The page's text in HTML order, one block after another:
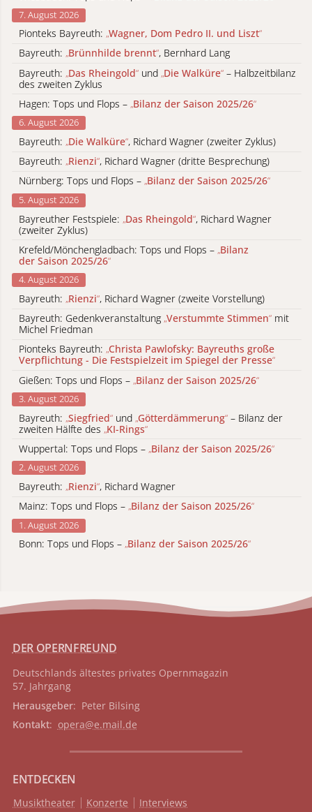
7. August 2026
Pionteks Bayreuth: „Wagner, Dom Pedro II. und Liszt“
Bayreuth: „Brünnhilde brennt“, Bernhard Lang
Bayreuth: „Das Rheingold“ und „Die Walküre“ – Halbzeitbilanz
des zweiten Zyklus
Hagen: Tops und Flops – „Bilanz der Saison 2025/26“
6. August 2026
Bayreuth: „Die Walküre“, Richard Wagner (zweiter Zyklus)
Bayreuth: „Rienzi“, Richard Wagner (dritte Besprechung)
Nürnberg: Tops und Flops – „Bilanz der Saison 2025/26“
5. August 2026
Bayreuther Festspiele: „Das Rheingold“, Richard Wagner
(zweiter Zyklus)
Krefeld/Mönchengladbach: Tops und Flops – „Bilanz
der Saison 2025/26“
4. August 2026
Bayreuth: „Rienzi“, Richard Wagner (zweite Vorstellung)
Bayreuth: Gedenkveranstaltung „Verstummte Stimmen“ mit
Michel Friedman
Pionteks Bayreuth: „Christa Pawlofsky: Bayreuths große
Verpflichtung - Die Festspielzeit im Spiegel der Presse“
Gießen: Tops und Flops – „Bilanz der Saison 2025/26“
3. August 2026
Bayreuth: „Siegfried“ und „Götterdämmerung“ – Bilanz der
zweiten Hälfte des „KI-Rings“
Wuppertal: Tops und Flops – „Bilanz der Saison 2025/26“
2. August 2026
Bayreuth: „Rienzi“, Richard Wagner
Mainz: Tops und Flops – „Bilanz der Saison 2025/26“
1. August 2026
Bonn: Tops und Flops – „Bilanz der Saison 2025/26“
DER OPERNFREUND
Deutschlands ältestes privates Opernmagazin
57. Jahrgang
Herausgeber: Peter Bilsing
Kontakt: opera@e.mail.de
ENTDECKEN
Musiktheater Konzerte Interviews